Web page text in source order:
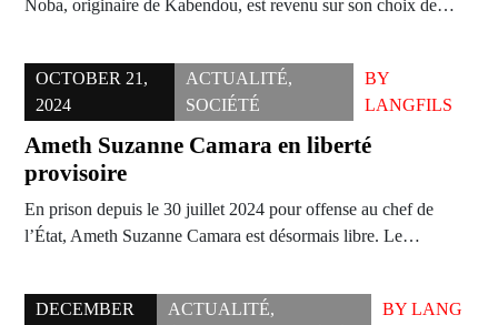
Noba, originaire de Kabendou, est revenu sur son choix de…
OCTOBER 21,
2024
ACTUALITÉ,
SOCIÉTÉ
BY
LANGFILS
Ameth Suzanne Camara en liberté
provisoire
En prison depuis le 30 juillet 2024 pour offense au chef de
l’État, Ameth Suzanne Camara est désormais libre. Le…
DECEMBER
ACTUALITÉ,
BY LANG